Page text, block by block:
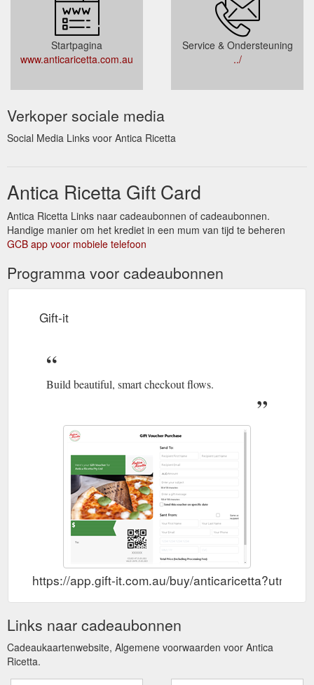
Startpagina
www.anticaricetta.com.au
Service & Ondersteuning
../
Verkoper sociale media
Social Media Links voor Antica Ricetta
Antica Ricetta Gift Card
Antica Ricetta Links naar cadeaubonnen of cadeaubonnen.
Handige manier om het krediet in een mum van tijd te beheren
GCB app voor mobiele telefoon
Programma voor cadeaubonnen
Gift-it
Build beautiful, smart checkout flows.
https://app.gift-it.com.au/buy/
Links naar cadeaubonnen
Cadeaukaartenwebsite, Algemene voorwaarden voor Antica
Ricetta.